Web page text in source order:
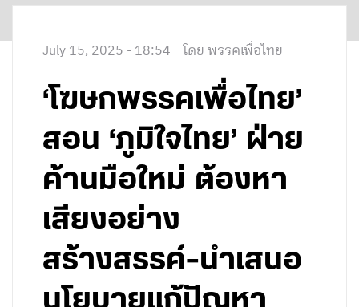
July 15, 2025 - 18:54 โดย พรรคเพื่อไทย
‘โฆษกพรรคเพื่อไทย’
สอน ‘ภูมิใจไทย’ ฝ่าย
ค้านมือใหม่ ต้องหา
เสียงอย่าง
สร้างสรรค์-นำเสนอ
นโยบายแก้ปัญหา